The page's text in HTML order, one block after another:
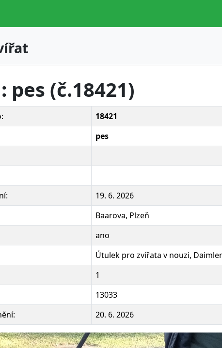
pes (č.18421)
18421
pes
19. 6. 2026
Baarova, Plzeň
ano
Útulek pro zvířata v nouzi,
1
13033
20. 6. 2026